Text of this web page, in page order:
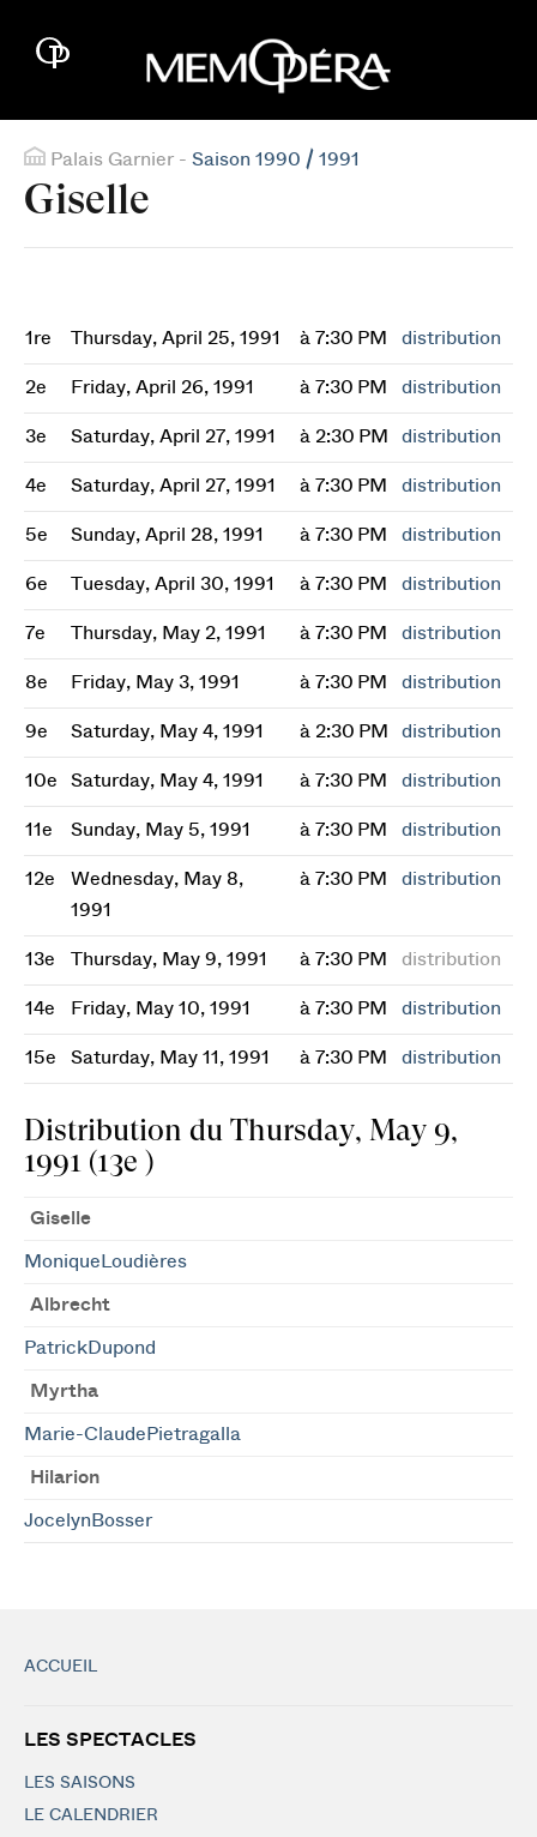
Palais Garnier - Saison 1990 / 1991
Giselle
1re Thursday, April 25, 1991 à 7:30 PM distribution
2e Friday, April 26, 1991 à 7:30 PM distribution
3e Saturday, April 27, 1991 à 2:30 PM distribution
4e Saturday, April 27, 1991 à 7:30 PM distribution
5e Sunday, April 28, 1991 à 7:30 PM distribution
6e Tuesday, April 30, 1991 à 7:30 PM distribution
7e Thursday, May 2, 1991 à 7:30 PM distribution
8e Friday, May 3, 1991 à 7:30 PM distribution
9e Saturday, May 4, 1991 à 2:30 PM distribution
10e Saturday, May 4, 1991 à 7:30 PM distribution
11e Sunday, May 5, 1991 à 7:30 PM distribution
12e
Wednesday, May 8,
1991
à 7:30 PM distribution
13e Thursday, May 9, 1991 à 7:30 PM distribution
14e Friday, May 10, 1991 à 7:30 PM distribution
15e Saturday, May 11, 1991 à 7:30 PM distribution
Distribution du Thursday, May 9,
1991 (13e )
Giselle
MoniqueLoudières
Albrecht
PatrickDupond
Myrtha
Marie-ClaudePietragalla
Hilarion
JocelynBosser
ACCUEIL
LES SPECTACLES
LES SAISONS
LE CALENDRIER